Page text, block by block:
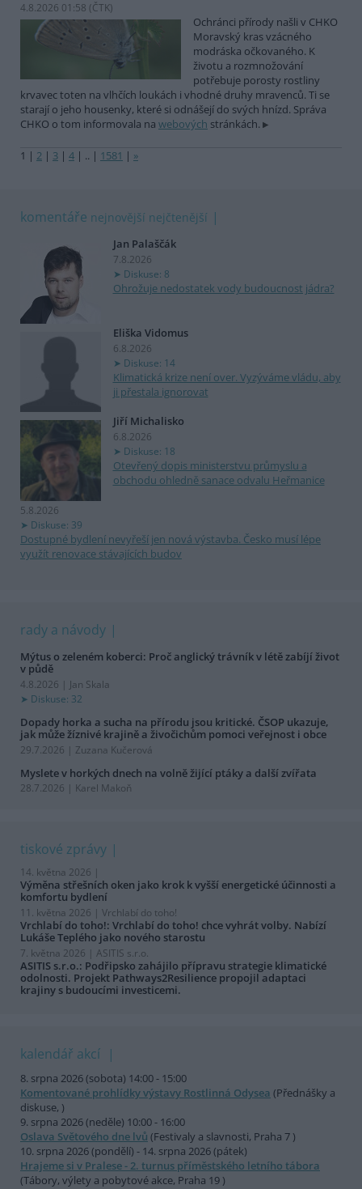
4.8.2026 01:58 (ČTK)
Ochránci přírody našli v CHKO
Moravský kras vzácného
modráska očkovaného. K
životu a rozmnožování
potřebuje porosty rostliny
krvavec toten na vlhčích loukách i vhodné druhy mravenců. Ti se
starají o jeho housenky, které si odnášejí do svých hnízd. Správa
CHKO o tom informovala na webových stránkách.
1 | 2 | 3 | 4 | .. | 1581 | »
komentáře nejnovější nejčtenější
Jan Palaščák
7.8.2026
Diskuse: 8
Ohrožuje nedostatek vody budoucnost jádra?
Eliška Vidomus
6.8.2026
Diskuse: 14
Klimatická krize není over. Vyzýváme vládu, aby
ji přestala ignorovat
Jiří Michalisko
6.8.2026
Diskuse: 18
Otevřený dopis ministerstvu průmyslu a
obchodu ohledně sanace odvalu Heřmanice
5.8.2026
Diskuse: 39
Dostupné bydlení nevyřeší jen nová výstavba. Česko musí lépe
využít renovace stávajících budov
rady a návody
Mýtus o zeleném koberci: Proč anglický trávník v létě zabíjí život
v půdě
4.8.2026 | Jan Skala
Diskuse: 32
Dopady horka a sucha na přírodu jsou kritické. ČSOP ukazuje,
jak může žíznivé krajině a živočichům pomoci veřejnost i obce
29.7.2026 | Zuzana Kučerová
Myslete v horkých dnech na volně žijící ptáky a další zvířata
28.7.2026 | Karel Makoň
tiskové zprávy
14. května 2026 |
Výměna střešních oken jako krok k vyšší energetické účinnosti a
komfortu bydlení
11. května 2026 | Vrchlabí do toho!
Vrchlabí do toho!: Vrchlabí do toho! chce vyhrát volby. Nabízí
Lukáše Teplého jako nového starostu
7. května 2026 | ASITIS s.r.o.
ASITIS s.r.o.: Podřipsko zahájilo přípravu strategie klimatické
odolnosti. Projekt Pathways2Resilience propojil adaptaci
krajiny s budoucími investicemi.
kalendář akcí
8. srpna 2026 (sobota) 14:00 - 15:00
Komentované prohlídky výstavy Rostlinná Odysea (Přednášky a
diskuse, )
9. srpna 2026 (neděle) 10:00 - 16:00
Oslava Světového dne lvů (Festivaly a slavnosti, Praha 7 )
10. srpna 2026 (pondělí) - 14. srpna 2026 (pátek)
Hrajeme si v Pralese - 2. turnus příměstského letního tábora
(Tábory, výlety a pobytové akce, Praha 19 )